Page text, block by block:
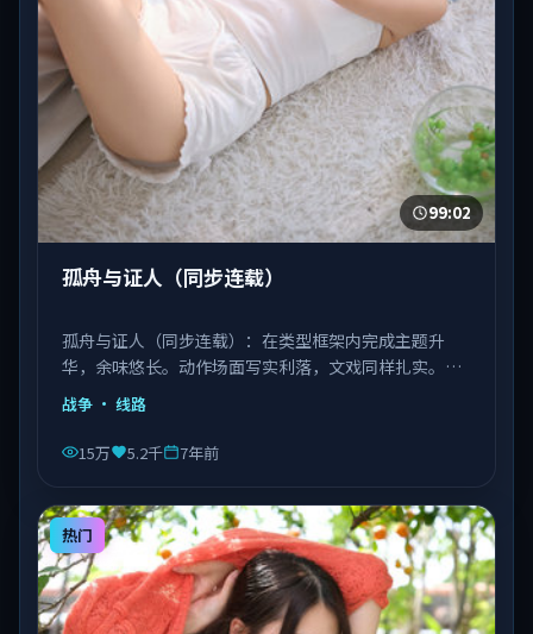
99:02
孤舟与证人（同步连载）
孤舟与证人（同步连载）：在类型框架内完成主题升
华，余味悠长。动作场面写实利落，文戏同样扎实。由
丹尼斯·维伦纽瓦执导，文淇、宋康昊、长泽雅美等主
演，越南出品，类型为战争。
战争 · 线路
15万 5.2千 7年前
热门